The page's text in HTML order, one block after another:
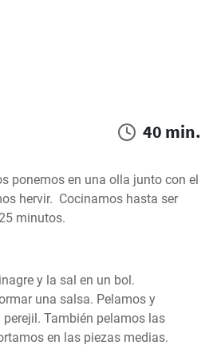
40 min.
ponemos en una olla junto con el
hervir.  Cocinamos hasta ser
minutos.
y la sal en un bol.
una salsa. Pelamos y
También pelamos las
en las piezas medias.